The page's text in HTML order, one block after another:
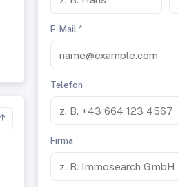
E-Mail *
Telefon
Firma